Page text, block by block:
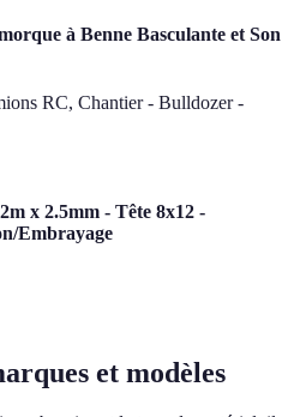
à Benne Basculante et Son
RC, Chantier - Bulldozer -
x 2.5mm - Tête 8x12 -
Embrayage
et modèles